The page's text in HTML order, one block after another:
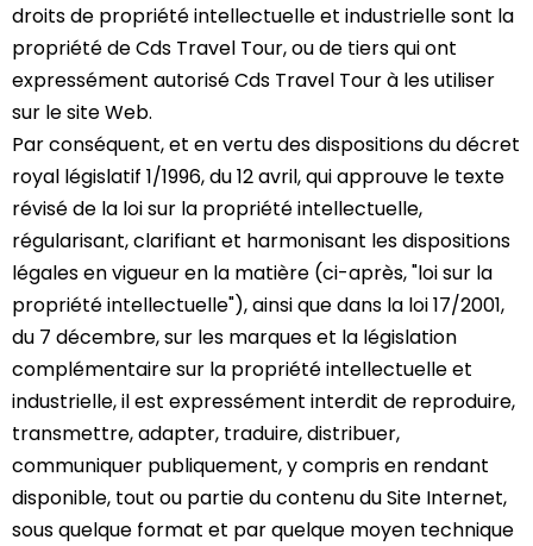
droits de propriété intellectuelle et industrielle sont la
propriété de Cds Travel Tour, ou de tiers qui ont
expressément autorisé Cds Travel Tour à les utiliser
sur le site Web.
Par conséquent, et en vertu des dispositions du décret
royal législatif 1/1996, du 12 avril, qui approuve le texte
révisé de la loi sur la propriété intellectuelle,
régularisant, clarifiant et harmonisant les dispositions
légales en vigueur en la matière (ci-après, "loi sur la
propriété intellectuelle"), ainsi que dans la loi 17/2001,
du 7 décembre, sur les marques et la législation
complémentaire sur la propriété intellectuelle et
industrielle, il est expressément interdit de reproduire,
transmettre, adapter, traduire, distribuer,
communiquer publiquement, y compris en rendant
disponible, tout ou partie du contenu du Site Internet,
sous quelque format et par quelque moyen technique